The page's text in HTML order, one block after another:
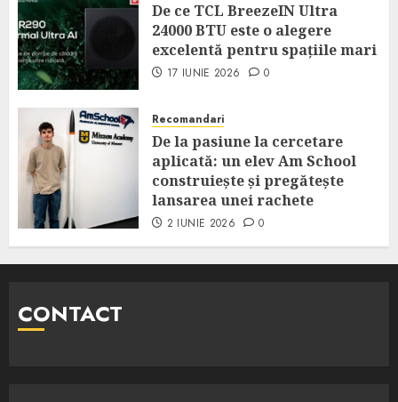
De ce TCL BreezeIN Ultra
24000 BTU este o alegere
excelentă pentru spațiile mari
17 IUNIE 2026 0
Recomandari
De la pasiune la cercetare
aplicată: un elev Am School
construiește și pregătește
lansarea unei rachete
2 IUNIE 2026 0
CONTACT